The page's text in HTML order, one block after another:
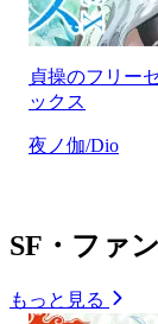
貞操のフリー
ックス
夜ノ伽/Dio
SF・ファ
もっと見る